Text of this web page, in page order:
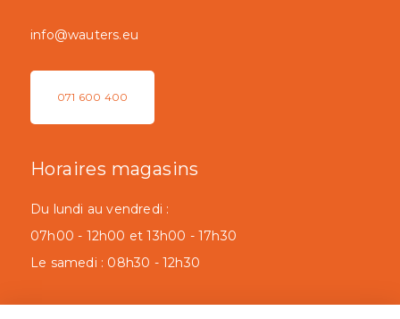
info@wauters.eu
071 600 400
Horaires magasins
Du lundi au vendredi :
07h00 - 12h00 et 13h00 - 17h30
Le samedi : 08h30 - 12h30